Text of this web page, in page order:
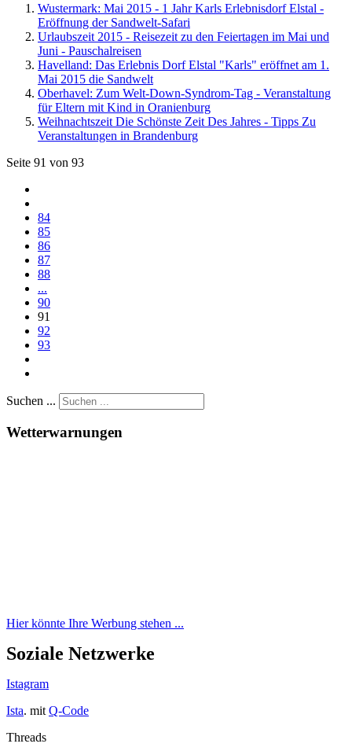
Wustermark: Mai 2015 - 1 Jahr Karls Erlebnisdorf Elstal -
Eröffnung der Sandwelt-Safari
Urlaubszeit 2015 - Reisezeit zu den Feiertagen im Mai und
Juni - Pauschalreisen
Havelland: Das Erlebnis Dorf Elstal "Karls" eröffnet am 1.
Mai 2015 die Sandwelt
Oberhavel: Zum Welt-Down-Syndrom-Tag - Veranstaltung
für Eltern mit Kind in Oranienburg
Weihnachtszeit Die Schönste Zeit Des Jahres - Tipps Zu
Veranstaltungen in Brandenburg
Seite 91 von 93
84
85
86
87
88
...
90
91
92
93
Suchen ...
Wetterwarnungen
Hier könnte Ihre Werbung stehen ...
Soziale Netzwerke
Istagram
Ista. mit Q-Code
Threads